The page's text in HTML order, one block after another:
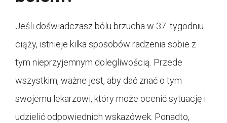
Jeśli doświadczasz bólu brzucha w 37. tygodniu
ciąży, istnieje kilka sposobów radzenia sobie z
tym nieprzyjemnym dolegliwością. Przede
wszystkim, ważne jest, aby dać znać o tym
swojemu lekarzowi, który może ocenić sytuację i
udzielić odpowiednich wskazówek. Ponadto,